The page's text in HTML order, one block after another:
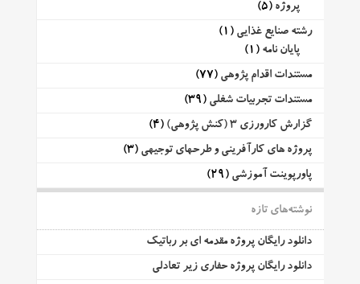
پروژه (5)
رشته صنایع غذایی (1)
پایان نامه (1)
مستندات اقدام پژوهی (77)
مستندات تجربیات شغلی (39)
گزارش کارورزی 3 (کنش پژوهی)
(4)
پروژه های کارآفرینی و طرحهای توجیهی (3)
پاورپوینت آموزشی (29)
نوشته‌های تازه
دانلود رایگان پروژه مقدمه ای بر رباتیک
دانلود رایگان پروژه حفاری زیر تعادلی